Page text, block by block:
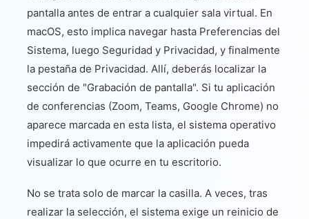
pantalla antes de entrar a cualquier sala virtual. En
macOS, esto implica navegar hasta Preferencias del
Sistema, luego Seguridad y Privacidad, y finalmente
la pestaña de Privacidad. Allí, deberás localizar la
sección de "Grabación de pantalla". Si tu aplicación
de conferencias (Zoom, Teams, Google Chrome) no
aparece marcada en esta lista, el sistema operativo
impedirá activamente que la aplicación pueda
visualizar lo que ocurre en tu escritorio.
No se trata solo de marcar la casilla. A veces, tras
realizar la selección, el sistema exige un reinicio de